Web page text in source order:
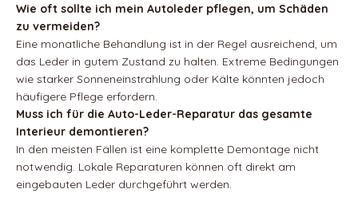
Wie oft sollte ich mein Autoleder pflegen, um Schäden
zu vermeiden?
Eine monatliche Behandlung ist in der Regel ausreichend, um
das Leder in gutem Zustand zu halten. Extreme Bedingungen
wie starker Sonneneinstrahlung oder Kälte könnten jedoch
häufigere Pflege erfordern.
Muss ich für die Auto-Leder-Reparatur das gesamte
Interieur demontieren?
In den meisten Fällen ist eine komplette Demontage nicht
notwendig. Lokale Reparaturen können oft direkt am
eingebauten Leder durchgeführt werden.